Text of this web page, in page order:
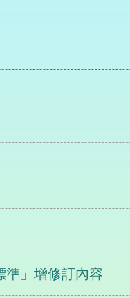
準」增修訂內容